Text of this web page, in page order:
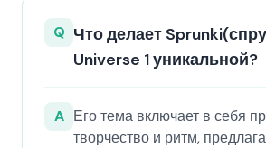
Q Что делает
Universe 1 уникальной?
A Его тема включает в себя
творчество и ритм,